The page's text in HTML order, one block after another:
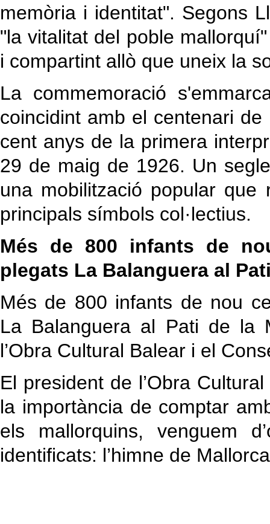
memòria i identitat". Segons
"la vitalitat del poble
i compartint allò que uneix la
La commemoració
coincidint amb el centenari
cent anys de la primera
29 de maig de 1926. Un
una mobilització popular
principals símbols col·lectius.
Més de 800 infants de
plegats La Balanguera al
Més de 800 infants de nou
La Balanguera al Pati de la
l’Obra Cultural Balear i el
El president de l’Obra
la importància de comptar
els mallorquins, venguem
identificats: l’himne de